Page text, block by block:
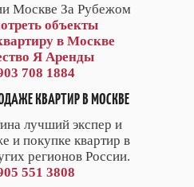
Москве За Рубежом
объекты
в Москве
Я Аренды
708 1884
КВАРТИР В МОСКВЕ
лучший экспер и
и покупке квартир в
регионов России.
551 3808